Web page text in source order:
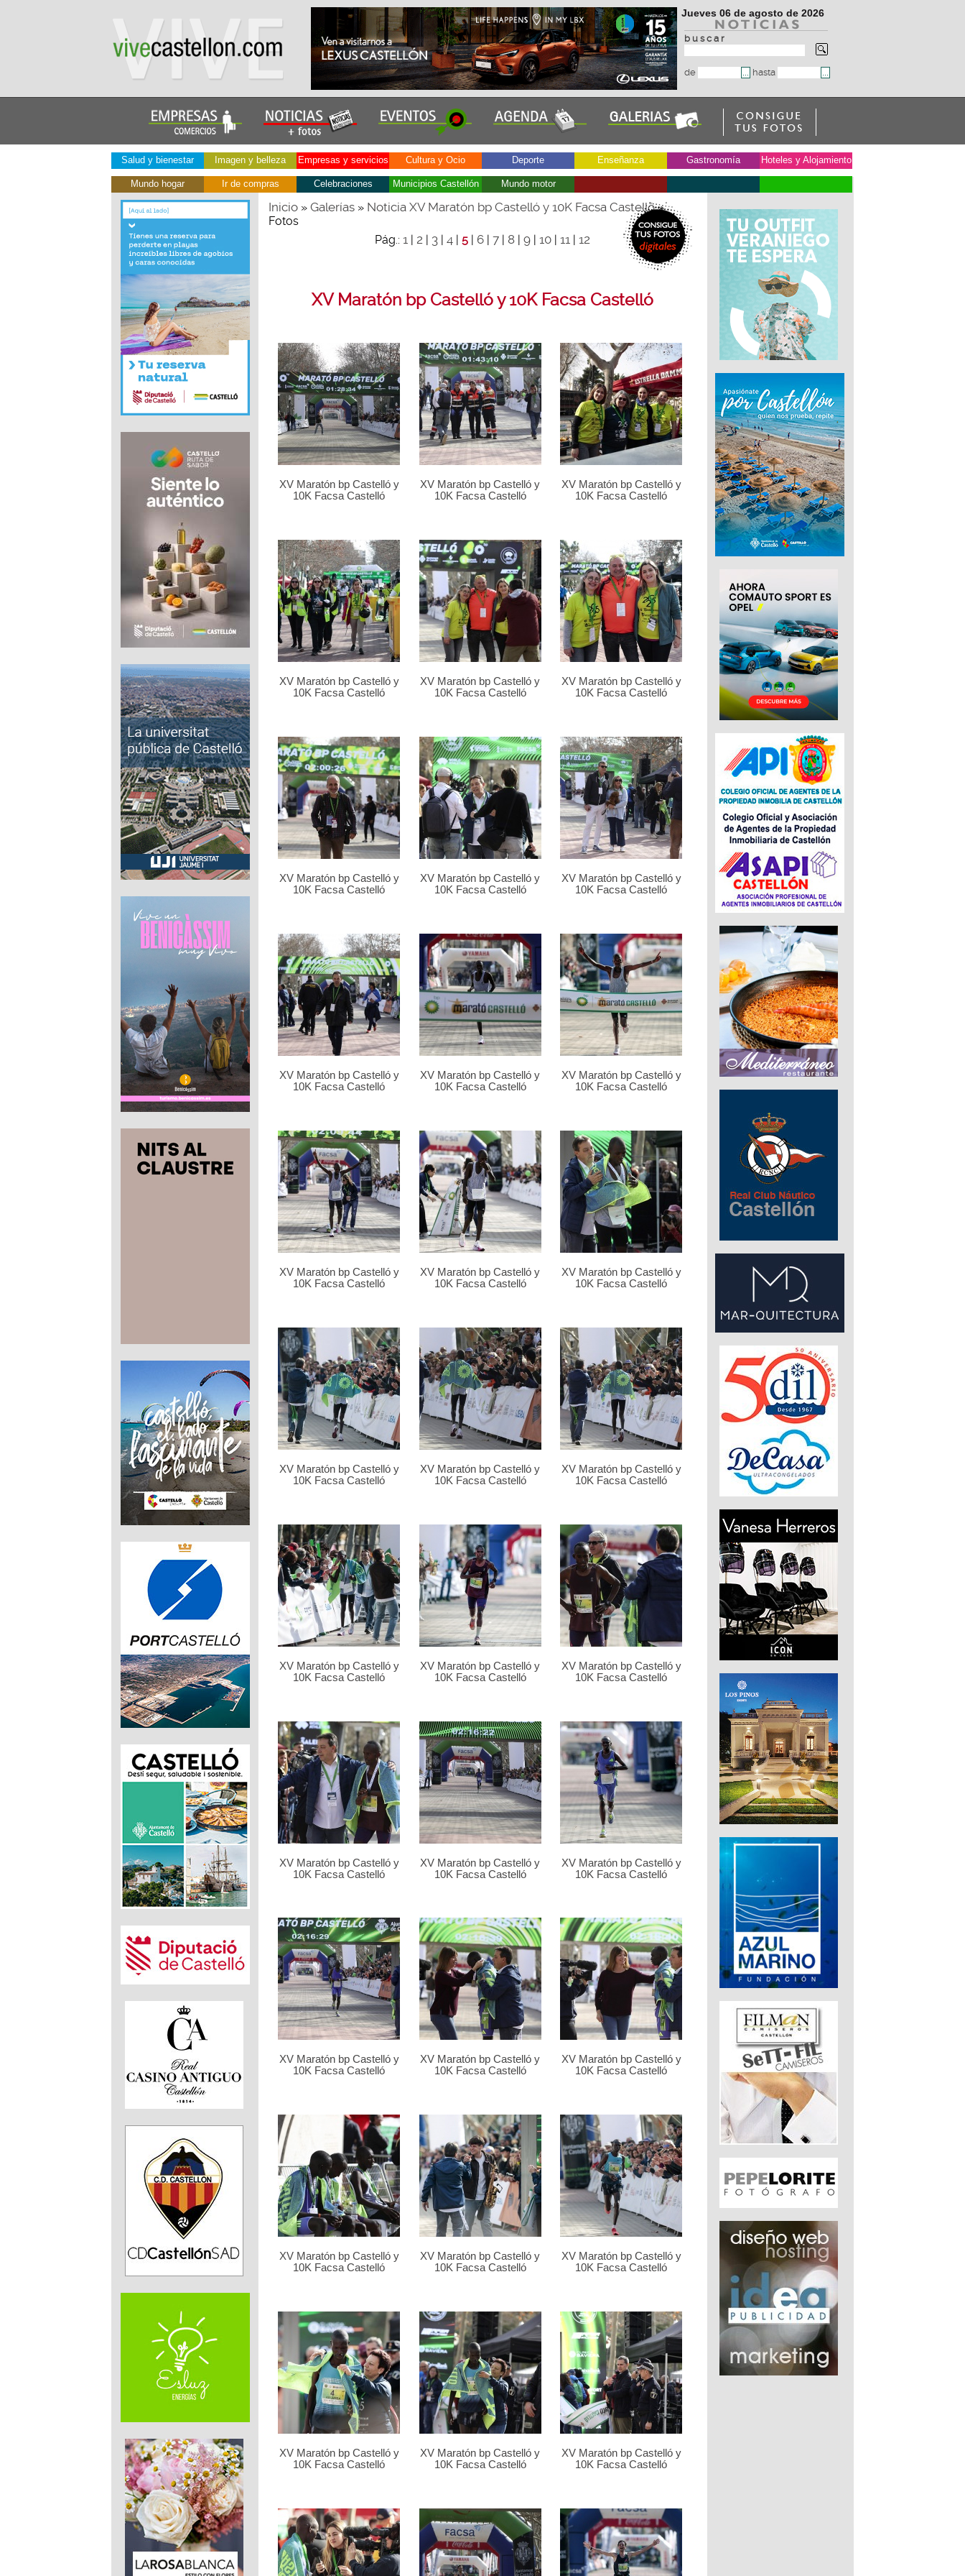
Jueves 06 de agosto de 2026
b u s c a r
de hasta
Salud y bienestar Imagen y belleza Empresas y servicios Cultura y Ocio Deporte Enseñanza Gastronomía Hoteles y Alojamiento
Mundo hogar Ir de compras Celebraciones Municipios Castellón Mundo motor
Inicio» Galerías» Noticia XV Maratón bp Castelló y 10K Facsa Castelló»
Fotos
Pág.: 1 | 2 | 3 | 4 | 5 | 6 | 7 | 8 | 9 | 10 | 11 | 12
XV Maratón bp Castelló y 10K Facsa Castelló
XV Maratón bp Castelló y
10K Facsa Castelló
XV Maratón bp Castelló y
10K Facsa Castelló
XV Maratón bp Castelló y
10K Facsa Castelló
XV Maratón bp Castelló y
10K Facsa Castelló
XV Maratón bp Castelló y
10K Facsa Castelló
XV Maratón bp Castelló y
10K Facsa Castelló
XV Maratón bp Castelló y
10K Facsa Castelló
XV Maratón bp Castelló y
10K Facsa Castelló
XV Maratón bp Castelló y
10K Facsa Castelló
XV Maratón bp Castelló y
10K Facsa Castelló
XV Maratón bp Castelló y
10K Facsa Castelló
XV Maratón bp Castelló y
10K Facsa Castelló
XV Maratón bp Castelló y
10K Facsa Castelló
XV Maratón bp Castelló y
10K Facsa Castelló
XV Maratón bp Castelló y
10K Facsa Castelló
XV Maratón bp Castelló y
10K Facsa Castelló
XV Maratón bp Castelló y
10K Facsa Castelló
XV Maratón bp Castelló y
10K Facsa Castelló
XV Maratón bp Castelló y
10K Facsa Castelló
XV Maratón bp Castelló y
10K Facsa Castelló
XV Maratón bp Castelló y
10K Facsa Castelló
XV Maratón bp Castelló y
10K Facsa Castelló
XV Maratón bp Castelló y
10K Facsa Castelló
XV Maratón bp Castelló y
10K Facsa Castelló
XV Maratón bp Castelló y
10K Facsa Castelló
XV Maratón bp Castelló y
10K Facsa Castelló
XV Maratón bp Castelló y
10K Facsa Castelló
XV Maratón bp Castelló y
10K Facsa Castelló
XV Maratón bp Castelló y
10K Facsa Castelló
XV Maratón bp Castelló y
10K Facsa Castelló
XV Maratón bp Castelló y
10K Facsa Castelló
XV Maratón bp Castelló y
10K Facsa Castelló
XV Maratón bp Castelló y
10K Facsa Castelló